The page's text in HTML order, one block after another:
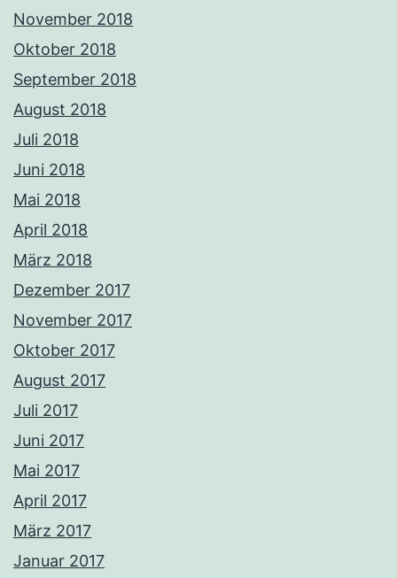
November 2018
Oktober 2018
September 2018
August 2018
Juli 2018
Juni 2018
Mai 2018
April 2018
März 2018
Dezember 2017
November 2017
Oktober 2017
August 2017
Juli 2017
Juni 2017
Mai 2017
April 2017
März 2017
Januar 2017